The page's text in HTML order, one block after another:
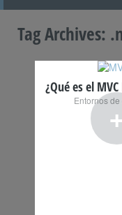
Tag Archives:
¿Qué es el
Entornos